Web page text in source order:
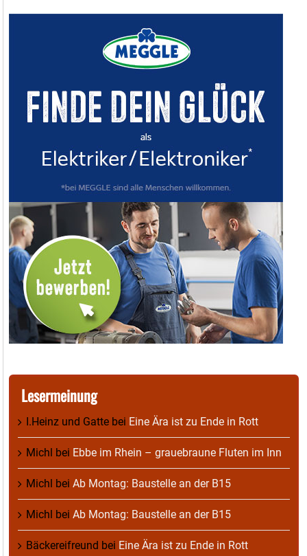
Lesermeinung
I.Heinz und Gatte bei Eine Ära ist zu Ende in Rott
Michl bei Ebbe im Rhein – grauebraune Fluten im Inn
Michl bei Ab Montag: Baustelle an der B15
Michl bei Ab Montag: Baustelle an der B15
Bäckereifreund bei Eine Ära ist zu Ende in Rott